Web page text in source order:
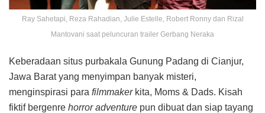
Ray Sahetapi, Reza Rahadian, Julie Estelle, Robert Ronny dan Rizal
Mantovani saat peluncuran trailer Gerbang Neraka
Keberadaan situs purbakala Gunung Padang di Cianjur,
Jawa Barat yang menyimpan banyak misteri,
menginspirasi para filmmaker kita, Moms & Dads. Kisah
fiktif bergenre horror adventure pun dibuat dan siap tayang